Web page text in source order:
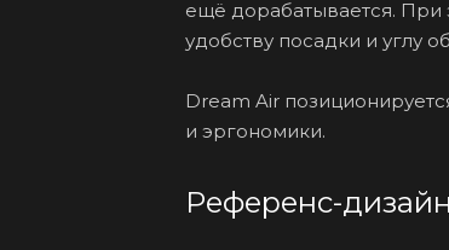
ещё дорабатывается. При
удобству посадки и углу
Dream Air
и эргономики.
Референс-